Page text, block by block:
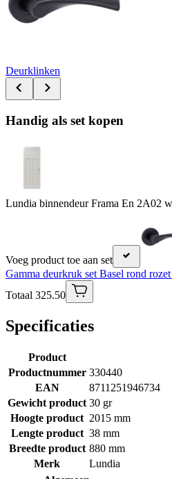
Deurklinken
Handig als set kopen
Lundia binnendeur Frama En 2A02
Voeg product toe aan set
Gamma deurkruk set Basel rond
Totaal 325.50
Specificaties
Product
Productnummer 330440
EAN
8711251946734
Gewicht product 30 gr
Hoogte product 2015 mm
Lengte product 38 mm
Breedte product 880 mm
Merk
Lundia